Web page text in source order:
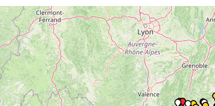
le chargement de la carte france